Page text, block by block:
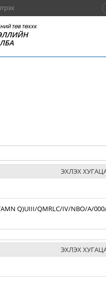
ТӨВ ТӨХХК
ЭХЛЭХ
Q)UIII/QMRLC/IV/NBO/A/000/
ЭХЛЭХ